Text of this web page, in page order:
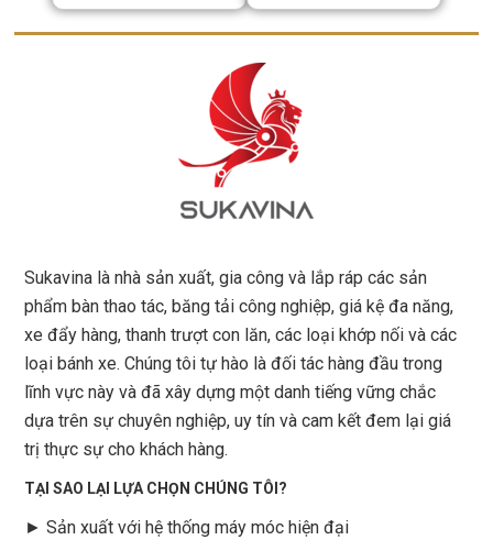
Sukavina là nhà sản xuất, gia công và lắp ráp các sản
phẩm bàn thao tác, băng tải công nghiệp, giá kệ đa năng,
xe đẩy hàng, thanh trượt con lăn, các loại khớp nối và các
loại bánh xe. Chúng tôi tự hào là đối tác hàng đầu trong
lĩnh vực này và đã xây dựng một danh tiếng vững chắc
dựa trên sự chuyên nghiệp, uy tín và cam kết đem lại giá
trị thực sự cho khách hàng.
TẠI SAO LẠI LỰA CHỌN CHÚNG TÔI?
► Sản xuất với hệ thống máy móc hiện đại